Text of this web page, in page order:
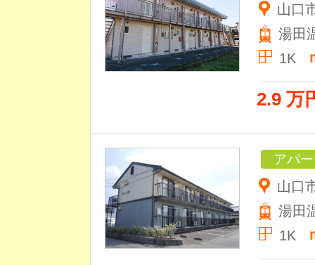
山口
湯田
1K
2.9 万
アパ
山口
湯田
1K